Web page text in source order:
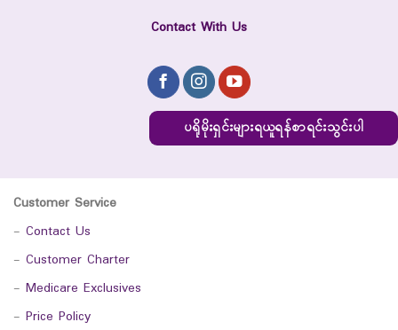
Contact With Us
ပရိုမိုးရှင်းများရယူရန်စာရင်းသွင်းပါ
Customer Service
- Contact Us
- Customer Charter
- Medicare Exclusives
- Price Policy